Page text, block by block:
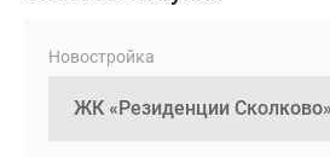
двусторонняя
окон,
уютные
Новостройка